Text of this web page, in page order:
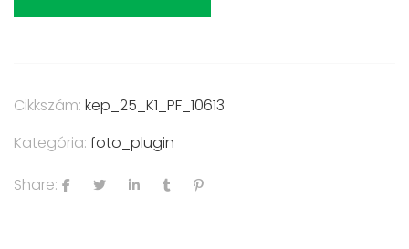
Cikkszám: kep_25_K1_PF_10613
Kategória: foto_plugin
Share: